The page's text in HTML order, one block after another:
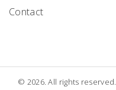
Contact
© 2026. All rights reserved.